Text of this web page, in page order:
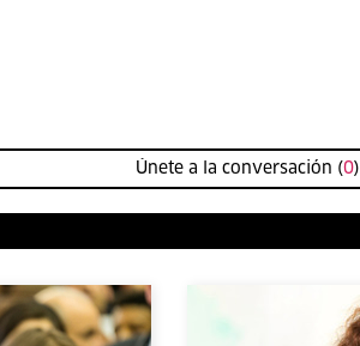
Únete a la conversación (0)